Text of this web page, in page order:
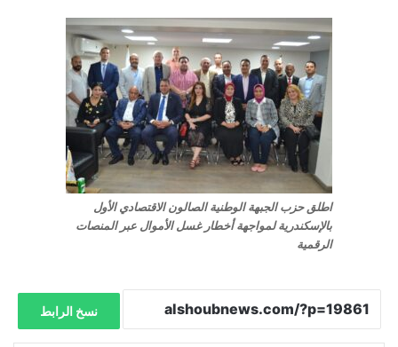
اطلق حزب الجبهة الوطنية الصالون الاقتصادي الأول
بالإسكندرية لمواجهة أخطار غسل الأموال عبر المنصات
الرقمية
نسخ الرابط